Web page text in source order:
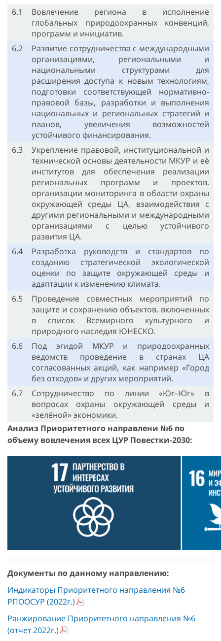
6.1
Вовлечение региона в исполнение
глобальных природоохранных конвенций,
программ и инициатив.
6.2
Развитие сотрудничества с международными
организациями, региональными и
национальными структурами для
расширения доступа к новым технологиям,
подготовки соответствующей нормативно-
правовой базы, разработки и выполнения
национальных и региональных стратегий и
планов, увеличения возможностей
устойчивого финансирования.
6.3
Укрепление правовой, институциональной и
технической основы деятельности МКУР и её
институтов для обеспечения реализации
региональных программ и проектов,
организации мониторинга в области охраны
окружающей среды ЦА, взаимодействия с
другими региональными и международными
организациями с целью устойчивого
развития ЦА.
6.4
Разработка руководств и стандартов по
созданию стратегической экологической
оценки по защите окружающей среды и
адаптации к изменению климата.
6.5
Проведение совместных мероприятий по
защите и сохранению объектов, включенных
в список Всемирного культурного и
природного наследия ЮНЕСКО.
6.6
Под эгидой МКУР и природоохранных
ведомств проведение в странах ЦА
согласованных акций, как например «Город
без отходов» и других мероприятий.
6.7
Сотрудничество по линии «Юг–Юг» в
вопросах охраны окружающей среды и
«зелёной» экономики.
Анализ Приоритетного направлени №6 по
объему вовлечения всех ЦУР Повестки-2030:
Документы по данному направлению:
Индикаторы Приоритетного направления №6
РПООСУР (2022г.)
Ранжирование Приоритетного направления №6
(отчет 2022г.)